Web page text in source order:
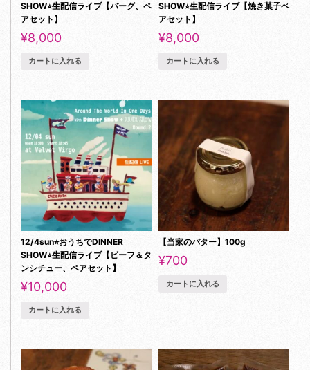
SHOW⭐︎生配信ライブ【バーグ、ペ
アセット】
¥8,000
カートに入れる
SHOW⭐︎生配信ライブ【焼き菓子ペ
アセット】
¥8,000
カートに入れる
12/4sun⭐︎おうちでDINNER
SHOW⭐︎生配信ライブ【ビーフ＆タ
ンシチュー、ペアセット】
¥10,000
カートに入れる
【当家のバター】100g
¥700
カートに入れる